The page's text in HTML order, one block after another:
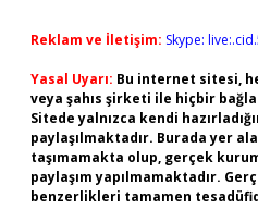
Reklam ve İletişim: Skype:
Yasal Uyarı: Bu internet sitesi,
veya şahıs şirketi ile hiçbir
Sitede yalnızca kendi
paylaşılmaktadır. Burada yer
taşımamakta olup, gerçek
paylaşım yapılmamaktadır.
benzerlikleri tamamen